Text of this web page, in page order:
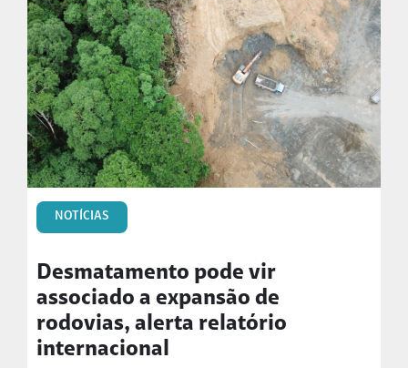
NOTÍCIAS
Desmatamento pode vir
associado a expansão de
rodovias, alerta relatório
internacional